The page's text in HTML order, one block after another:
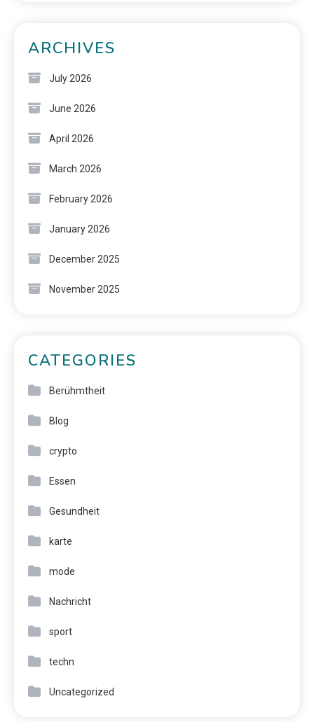
ARCHIVES
July 2026
June 2026
April 2026
March 2026
February 2026
January 2026
December 2025
November 2025
CATEGORIES
Berühmtheit
Blog
crypto
Essen
Gesundheit
karte
mode
Nachricht
sport
techn
Uncategorized